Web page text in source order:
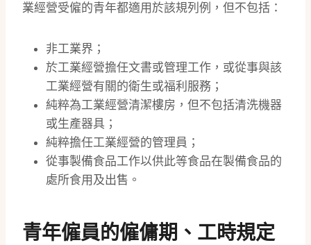
業經營受僱的青年都適用於該規列例，但不包括：
非工業界；
於工業經營擔任文書或管理工作，或從事與該
工業經營有關的衛生或福利服務；
純粹為工業經營清潔樓房，但不包括清洗機器
或生產器具；
純粹擔任工業經營的管理員；
從事製備食品工作以供此等食品在製備食品的
處所食用及出售。
青年僱員的僱傭期、工時規定